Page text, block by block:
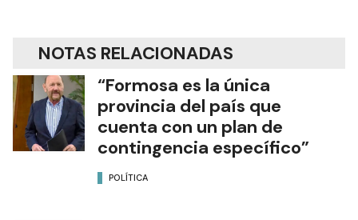
NOTAS RELACIONADAS
“Formosa es la única
provincia del país que
cuenta con un plan de
contingencia específico”
POLÍTICA